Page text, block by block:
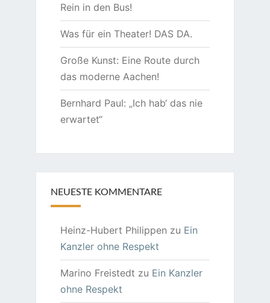
Rein in den Bus!
Was für ein Theater! DAS DA.
Große Kunst: Eine Route durch
das moderne Aachen!
Bernhard Paul: „Ich hab‘ das nie
erwartet“
NEUESTE KOMMENTARE
Heinz-Hubert Philippen zu Ein
Kanzler ohne Respekt
Marino Freistedt zu Ein Kanzler
ohne Respekt